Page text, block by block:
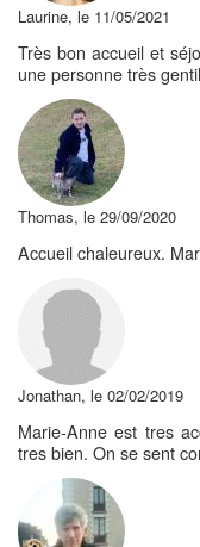
Laurine, le 11/05/2021
Très bon accueil et
une personne très
Thomas, le 29/09/2020
Accueil chaleureux.
Jonathan, le 02/02/2019
Marie-Anne est tres
tres bien. On se sent